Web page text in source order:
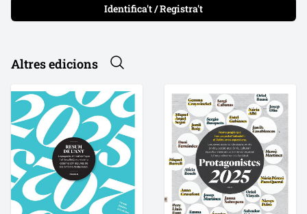
Identifica't / Registra't
Altres edicions